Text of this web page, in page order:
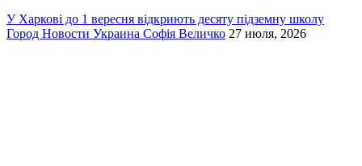
У Харкові до 1 вересня відкриють десяту підземну школу
Город Новости Украина Софія Величко 27 июля, 2026